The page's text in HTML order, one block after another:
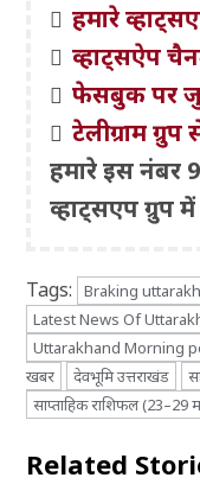
हमारे
व्हाट्सऐप
फेसबुक पर
टेलीग्राम
हमारे इस नंबर
व्हाट्सएप ग्रुप
Tags: Braking
Latest News Of
Uttarakhand Morning
खबर
देवभूमि उत्तराखंड
साप्ताहिक राशिफल (23–29
Related